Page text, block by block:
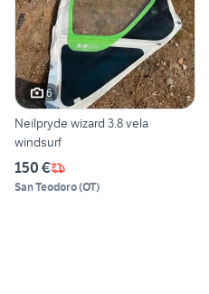
6
Neilpryde wizard 3.8 vela
windsurf
150 €
San Teodoro(OT)